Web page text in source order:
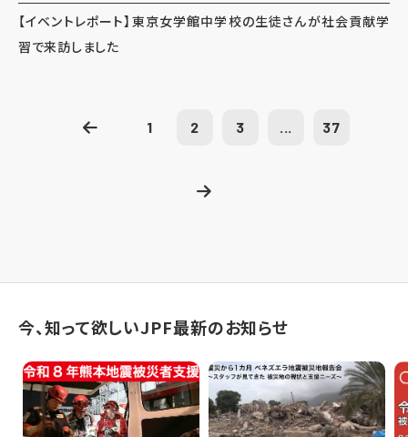
【イベントレポート】東京女学館中学校の生徒さんが社会貢献学
習で来訪しました
1 2 3 ... 37
今、知って欲しいJPF最新のお知らせ